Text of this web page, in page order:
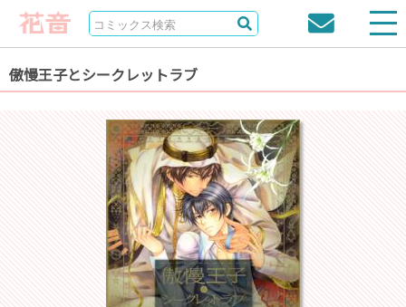
傲慢王子とシークレットラブ